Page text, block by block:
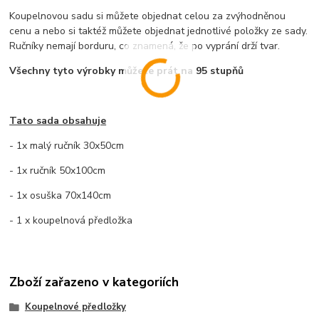
Koupelnovou sadu si můžete objednat celou za zvýhodněnou
cenu a nebo si taktéž můžete objednat jednotlivé položky ze sady.
Ručníky nemají borduru, co znamená, že po vyprání drží tvar.
Všechny tyto výrobky můžete prát na 95 stupňů
Tato sada obsahuje
- 1x malý ručník 30x50cm
- 1x ručník 50x100cm
- 1x osuška 70x140cm
- 1 x koupelnová předložka
Zboží zařazeno v kategoriích
Koupelnové předložky